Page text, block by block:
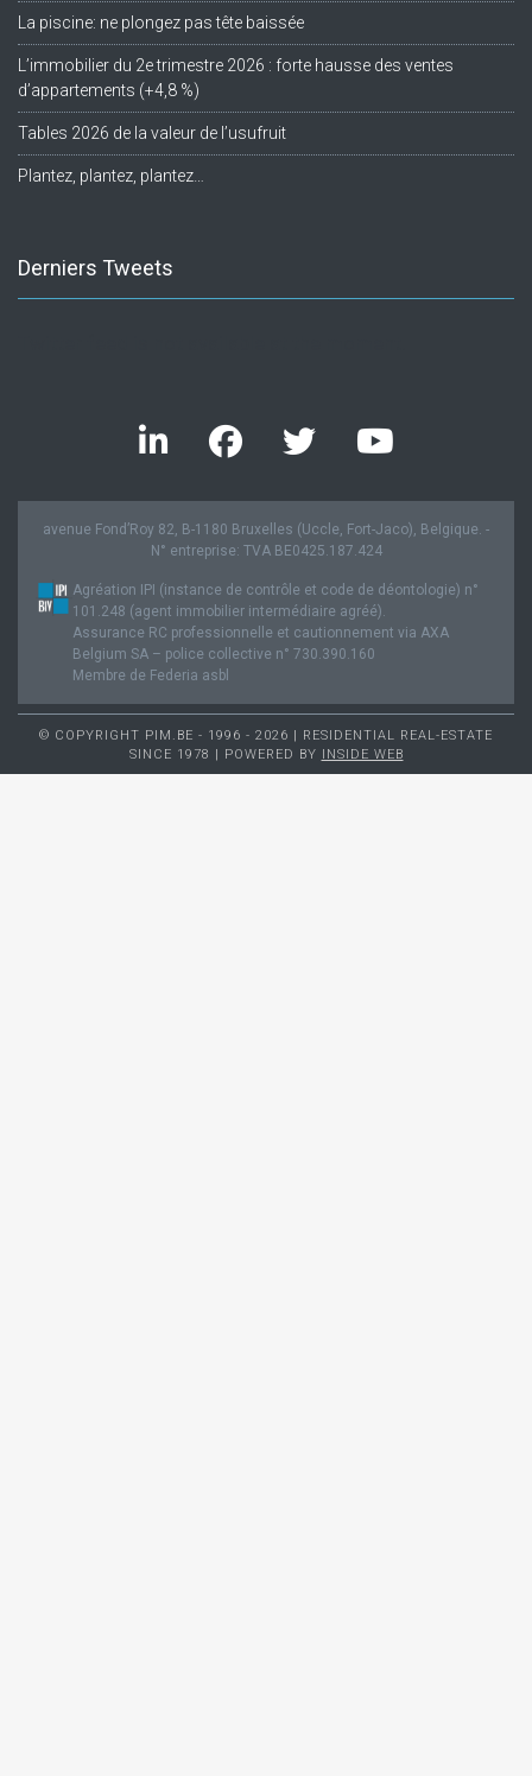
La piscine: ne plongez pas tête baissée
L’immobilier du 2e trimestre 2026 : forte hausse des ventes
d’appartements (+4,8 %)
Tables 2026 de la valeur de l’usufruit
Plantez, plantez, plantez…
Derniers Tweets
avenue Fond’Roy 82, B-1180 Bruxelles (Uccle, Fort-Jaco), Belgique. -
N° entreprise: TVA BE0425.187.424
Agréation IPI (instance de contrôle et code de déontologie) n°
101.248 (agent immobilier intermédiaire agréé).
Assurance RC professionnelle et cautionnement via AXA
Belgium SA – police collective n° 730.390.160
Membre de Federia asbl
© COPYRIGHT PIM.BE - 1996 - 2026 | RESIDENTIAL REAL-ESTATE
SINCE 1978 | POWERED BY
INSIDE WEB